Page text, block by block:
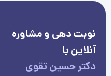
نوبت دهی و مشاوره
آنلاین با
دکتر حسین تقوی